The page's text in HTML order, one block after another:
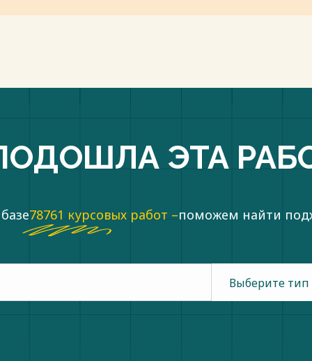
ЭТА
78761 курсовых работ –поможем найти
Выберите тип